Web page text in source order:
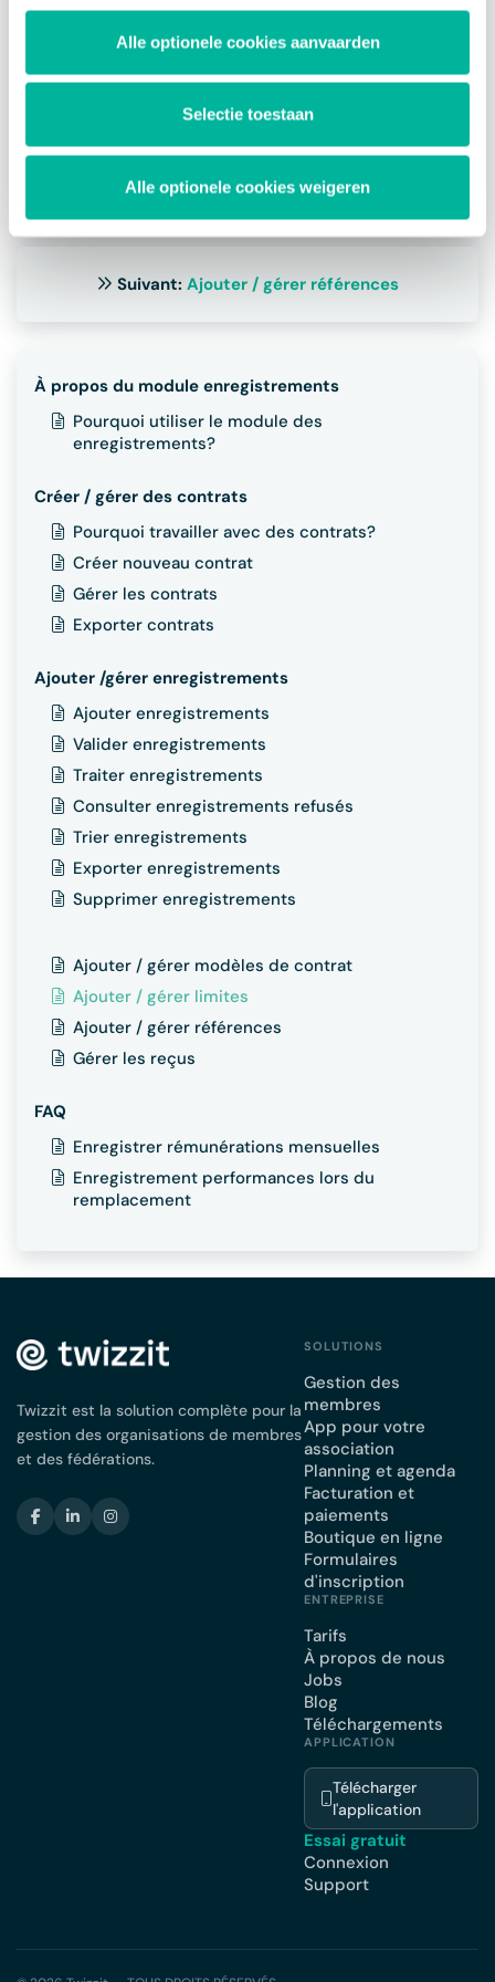
Alle optionele cookies aanvaarden
Selectie toestaan
Alle optionele cookies weigeren
cours de la première phase
l'approbation au paiement)
car nous supposons que dans
donnée sur le fait que la
livrée (et a été autorisée à
être livrée).
Suivant: Ajouter / gérer références
À propos du module enregistrements
Pourquoi utiliser le module des
enregistrements?
Créer / gérer des contrats
Pourquoi travailler avec des contrats?
Créer nouveau contrat
Gérer les contrats
Exporter contrats
Ajouter /gérer enregistrements
Ajouter enregistrements
Valider enregistrements
Traiter enregistrements
Consulter enregistrements refusés
Trier enregistrements
Exporter enregistrements
Supprimer enregistrements
Ajouter / gérer modèles de contrat
Ajouter / gérer limites
Ajouter / gérer références
Gérer les reçus
FAQ
Enregistrer rémunérations mensuelles
Enregistrement performances lors du
remplacement
Twizzit est la solution complète pour la
gestion des organisations de membres
et des fédérations.
SOLUTIONS
Gestion des
membres
App pour votre
association
Planning et agenda
Facturation et
paiements
Boutique en ligne
Formulaires
d'inscription
ENTREPRISE
Tarifs
À propos de nous
Jobs
Blog
Téléchargements
APPLICATION
Télécharger
l'application
Essai gratuit
Connexion
Support